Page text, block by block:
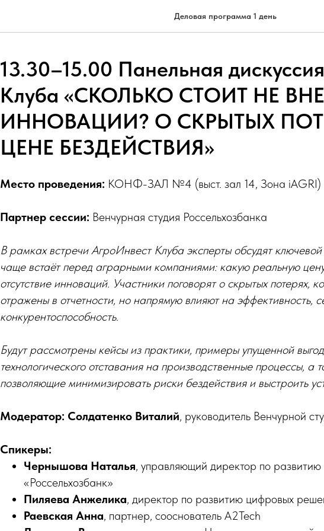
Деловая программа 1 день
13.30–15.00 Панельная
Клуба «СКОЛЬКО СТОИТ НЕ
ИННОВАЦИИ? О СКРЫТЫХ
ЦЕНЕ БЕЗДЕЙСТВИЯ»
Место проведения: КОНФ-ЗАЛ №4 (выст. зал 14, Зона iAGRI)
Партнер сессии: Венчурная студия Россельхозбанка
В рамках встречи АгроИнвест Клуба эксперты обсудят
чаще встаёт перед аграрными компаниями: какую реальную
отсутствие инноваций. Участники поговорят о скрытых потерях,
отражены в отчетности, но напрямую влияют на эффективность,
конкурентоспособность.
Будут рассмотрены кейсы из практики, примеры упущенной
технологического отставания на производственные процессы, а
позволяющие минимизировать риски бездействия и выстроить
Модератор: Солдатенко Виталий, руководитель Венчурной
Спикеры:
Чернышова Наталья, управляющий директор по
«Россельхозбанк»
Пиляева Анжелика, директор по развитию цифровых
Раевская Анна, партнер, сооснователь A2Tech